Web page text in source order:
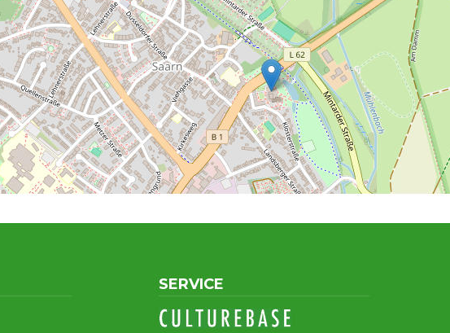
SERVICE